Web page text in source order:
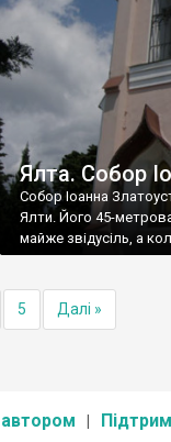
Ялта. Собор
Собор Іоанна
Ялти. Його 45-метрова
майже звідусіль, а
5 Далі »